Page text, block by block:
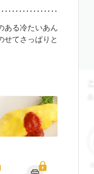
ある冷たいあん
せてさっぱりと